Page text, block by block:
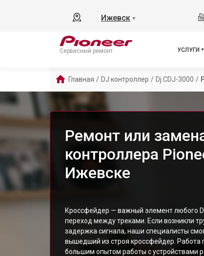
Ижевск ▼
Сервисный ремонт УСЛУГИ
Главная / DJ контроллер / Dj CDJ-3000 /
Ремонт или
контроллера
Ижевске
Кроссфейдер — важный элемент любого
переход между треками. Если возникли
задержка сигнала, наши специалисты
вышедший из строя кроссфейдер.
большим опытом работы с устройствами